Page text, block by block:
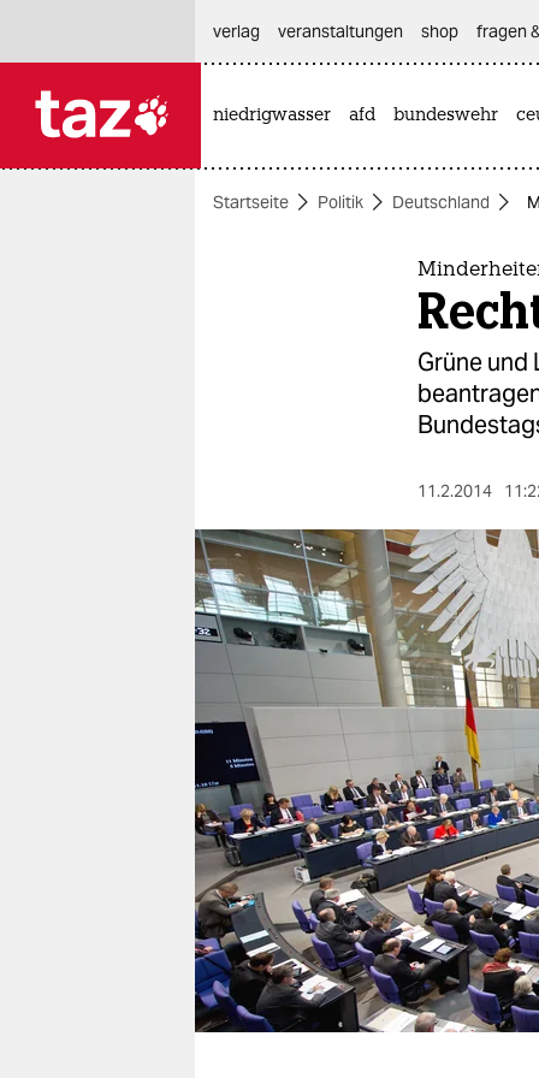
themen
berlin
nord
wahrheit
verlag
verlag
veranstaltungen
shop
fragen & hilfe
unterstützen
abo
genossenschaft
verlag
veranstaltungen shop fragen
niedrigwasser afd bundeswehr
Startseite Politik Deutschland
Grüne
11.2.2014